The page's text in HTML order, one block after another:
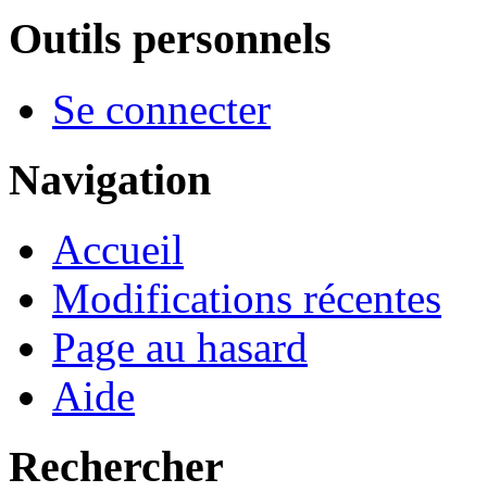
Outils personnels
Se connecter
Navigation
Accueil
Modifications récentes
Page au hasard
Aide
Rechercher